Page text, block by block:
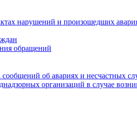
нарушений и произошедших
обращений
об авариях и несчастных
организаций в случае